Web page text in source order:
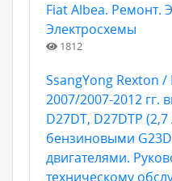
Fiat Albea. Ремонт.
Электросхемы
1812
SsangYong Rexton
2007/2007-2012 гг.
D27DT, D27DTP
бензиновыми G23D
двигателями.
техническому